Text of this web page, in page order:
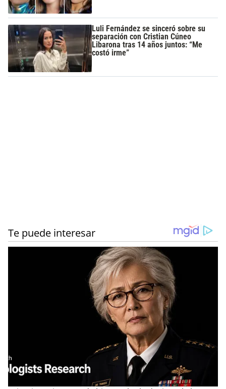
Luli Fernández se sinceró sobre su
separación con Cristian Cúneo
Libarona tras 14 años juntos: “Me
costó irme”